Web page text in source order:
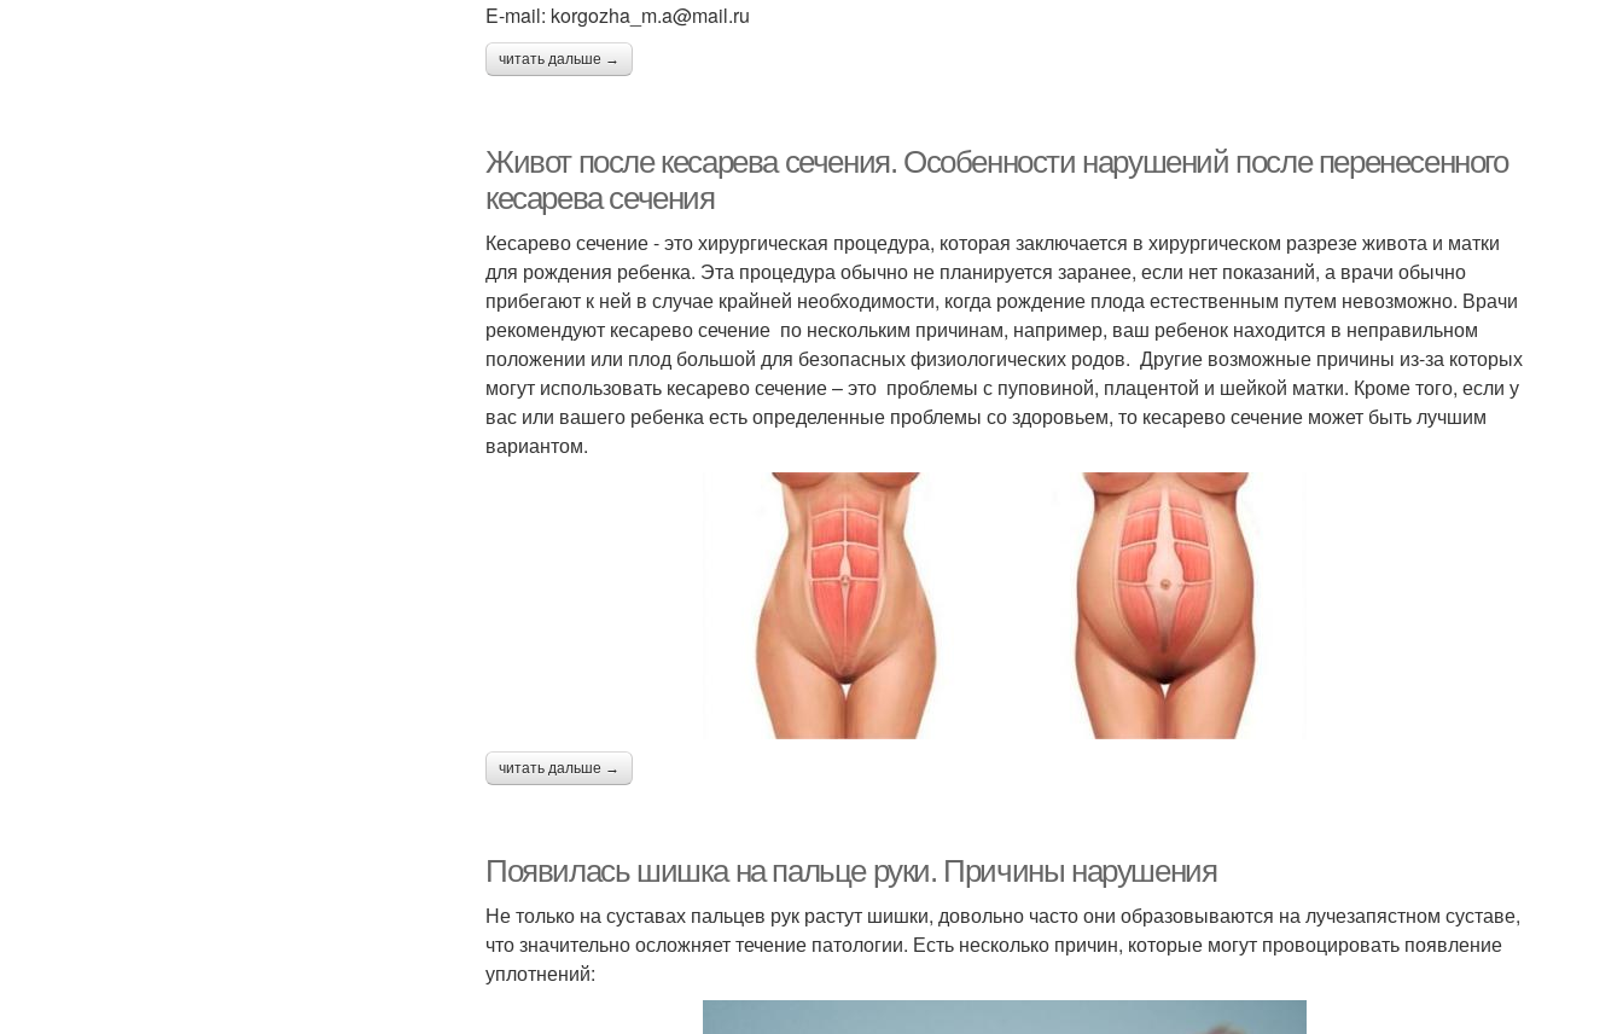
E-mail: korgozha_m.a@mail.ru
читать дальше →
Живот после кесарева сечения. Особенности нарушений после перенесенного
кесарева сечения
Кесарево сечение - это хирургическая процедура, которая заключается в хирургическом разрезе живота и матки
для рождения ребенка. Эта процедура обычно не планируется заранее, если нет показаний, а врачи обычно
прибегают к ней в случае крайней необходимости, когда рождение плода естественным путем невозможно. Врачи
рекомендуют кесарево сечение по нескольким причинам, например, ваш ребенок находится в неправильном
положении или плод большой для безопасных физиологических родов. Другие возможные причины из-за которых
могут использовать кесарево сечение – это проблемы с пуповиной, плацентой и шейкой матки. Кроме того, если у
вас или вашего ребенка есть определенные проблемы со здоровьем, то кесарево сечение может быть лучшим
вариантом.
читать дальше →
Появилась шишка на пальце руки. Причины нарушения
Не только на суставах пальцев рук растут шишки, довольно часто они образовываются на лучезапястном суставе,
что значительно осложняет течение патологии. Есть несколько причин, которые могут провоцировать появление
уплотнений: